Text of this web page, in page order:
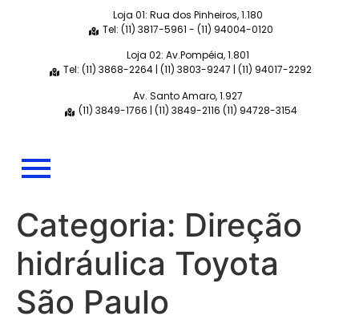
Loja 01: Rua dos Pinheiros, 1.180
Tel: (11) 3817-5961 - (11) 94004-0120
Loja 02: Av.Pompéia, 1.801
Tel: (11) 3868-2264 | (11) 3803-9247 | (11) 94017-2292
Av. Santo Amaro, 1.927
(11) 3849-1766 | (11) 3849-2116 (11) 94728-3154
Categoria: Direção
hidráulica Toyota
São Paulo